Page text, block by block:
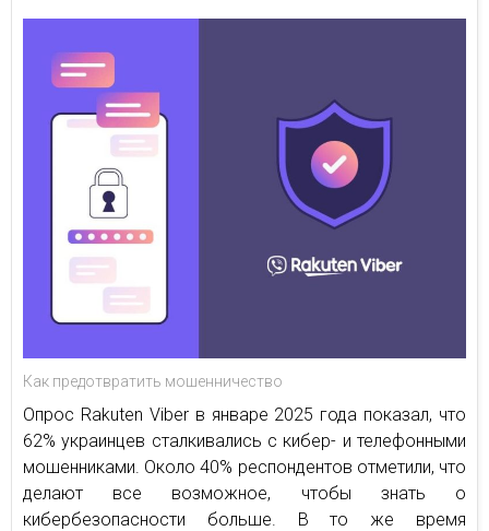
Как предотвратить мошенничество
Опрос Rakuten Viber в январе 2025 года показал, что
62% украинцев сталкивались с кибер- и телефонными
мошенниками. Около 40% респондентов отметили, что
делают все возможное, чтобы знать о
кибербезопасности больше. В то же время